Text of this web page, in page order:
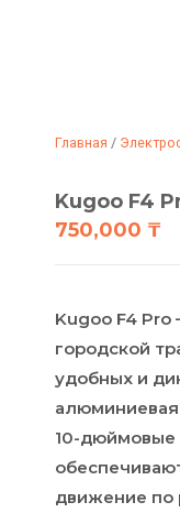
Главная /
Kugoo F4
750,000 ₸
Kugoo F4
городской
удобных и
алюминиевая
10-дюймовые
движение по